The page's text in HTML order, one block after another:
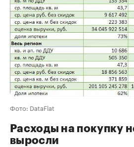
Фото: DataFlat
Расходы на покупку
выросли